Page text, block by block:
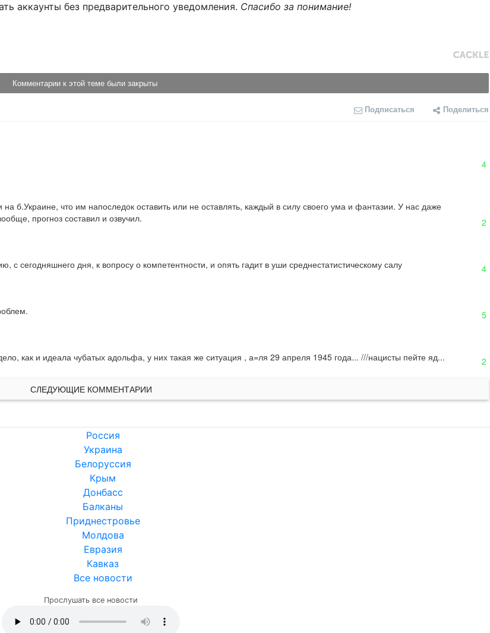
аккаунты без предварительного уведомления. Спасибо за понимание!
Комментарии к этой теме были закрыты
Подписаться Поделиться
4
б.Украине, что им напоследок оставить или не оставлять, каждый в силу своего ума и фантазии. У нас даже
прогноз составил и озвучил.
2
сегодняшнего дня, к вопросу о компетентности, и опять гадит в уши среднестатистическому салу 4
5
как и идеала чубатых адольфа, у них такая же ситуация , а=ля 29 апреля 1945 года... ///нацисты пейте яд... 2
СЛЕДУЮЩИЕ КОММЕНТАРИИ
Россия
Украина
Белоруссия
Крым
Донбасс
Балканы
Приднестровье
Молдова
Евразия
Кавказ
Все новости
Прослушать все новости